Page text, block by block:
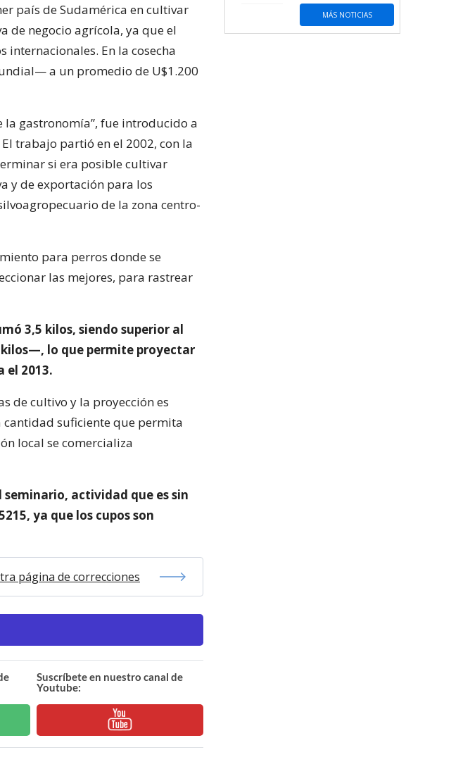
país de Sudamérica en cultivar
de negocio agrícola, ya que el
internacionales. En la cosecha
a un promedio de U$1.200
la gastronomía”, fue introducido a
trabajo partió en el 2002, con la
si era posible cultivar
y de exportación para los
de la zona centro-
para perros donde se
las mejores, para rastrear
3,5 kilos, siendo superior al
lo que permite proyectar
el 2013.
de cultivo y la proyección es
suficiente que permita
local se comercializa
seminario, actividad que es sin
ya que los cupos son
página de correcciones
Suscríbete en nuestro canal de
Youtube:
MÁS NOTICIAS